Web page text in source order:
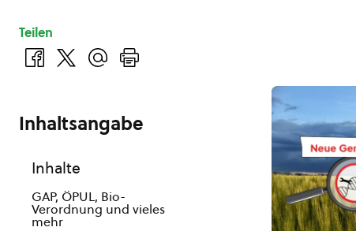
Teilen
Inhaltsangabe
Inhalte
GAP, ÖPUL, Bio-
Verordnung und vieles
mehr